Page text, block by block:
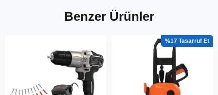
Benzer Ürünler
%17